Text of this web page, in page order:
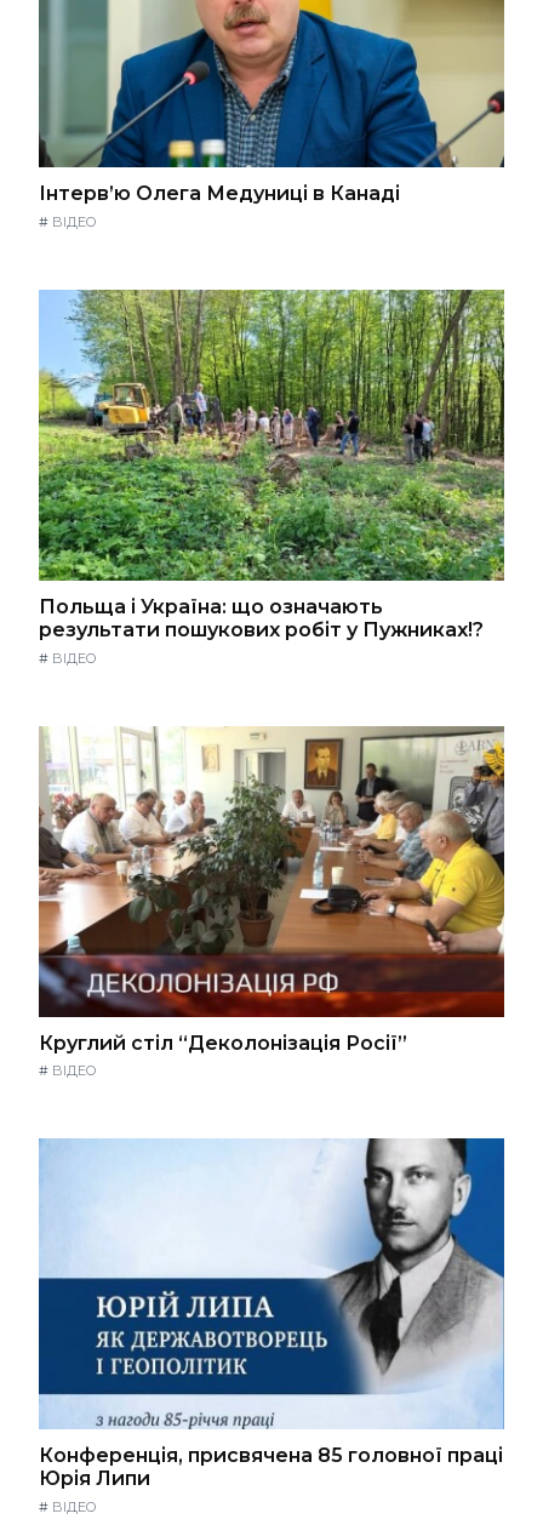
Інтерв’ю Олега Медуниці в Канаді
# ВІДЕО
Польща і Україна: що означають
результати пошукових робіт у Пужниках!?
# ВІДЕО
Круглий стіл “Деколонізація Росії”
# ВІДЕО
Конференція, присвячена 85 головної праці
Юрія Липи
# ВІДЕО